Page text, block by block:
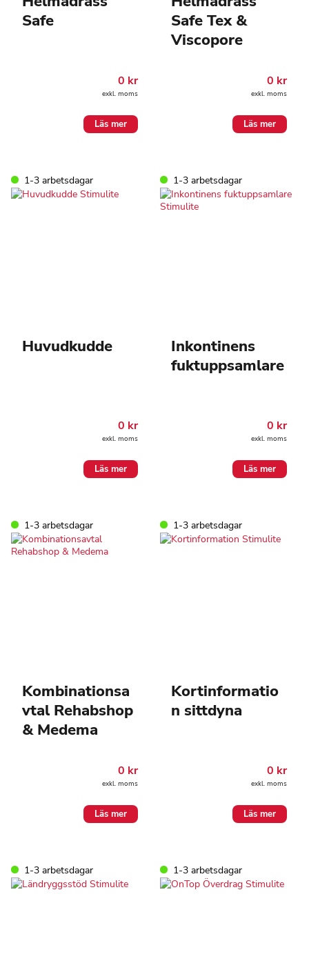
Safe
0 kr
exkl. moms
Läs mer
Safe Tex &
Viscopore
0 kr
exkl. moms
Läs mer
1-3 arbetsdagar
Huvudkudde
0 kr
exkl. moms
Läs mer
1-3 arbetsdagar
Inkontinens
fuktuppsamlare
0 kr
exkl. moms
Läs mer
1-3 arbetsdagar
Kombinationsa
vtal Rehabshop
& Medema
0 kr
exkl. moms
Läs mer
1-3 arbetsdagar
Kortinformatio
n sittdyna
0 kr
exkl. moms
Läs mer
1-3 arbetsdagar 1-3 arbetsdagar